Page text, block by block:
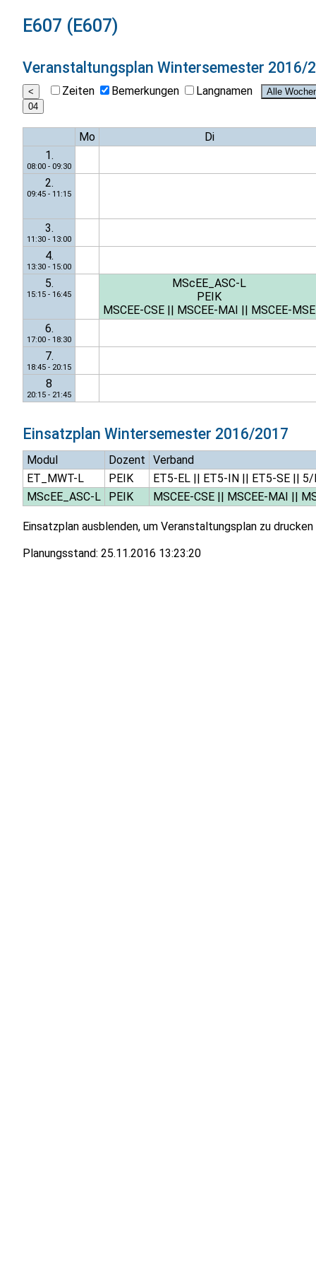
E607 (E607)
Veranstaltungsplan Wintersemester 2016/
Zeiten Bemerkungen Langnamen
Mo
Di
1.
08:00 - 09:30
2.
09:45 - 11:15
3.
11:30 - 13:00
4.
13:30 - 15:00
5.
15:15 - 16:45
MScEE_ASC-L
PEIK
MSCEE-CSE
MSCEE-MAI
MSCEE-MSE
6.
17:00 - 18:30
7.
18:45 - 20:15
8
20:15 - 21:45
Einsatzplan Wintersemester 2016/2017
Modul Dozent
Verband
ET_MWT-L
PEIK ET5-EL|| ET5-IN|| ET5-SE|| 5/
MScEE_ASC-L
PEIK MSCEE-CSE|| MSCEE-MAI ||
Einsatzplan ausblenden, um Veranstaltungsplan zu drucken
Planungsstand: 25.11.2016 13:23:20